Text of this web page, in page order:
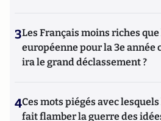
3Les Français moins riches
européenne pour la 3e année
ira le grand déclassement ?
4Ces mots piégés avec
fait flamber la guerre des